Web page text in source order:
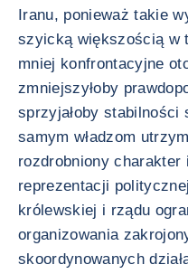
Iranu, ponieważ takie
szyicką większością w
mniej konfrontacyjne
zmniejszyłoby
sprzyjałoby stabilności
samym władzom
rozdrobniony
reprezentacji
królewskiej i rządu
organizowania
skoordynowanych